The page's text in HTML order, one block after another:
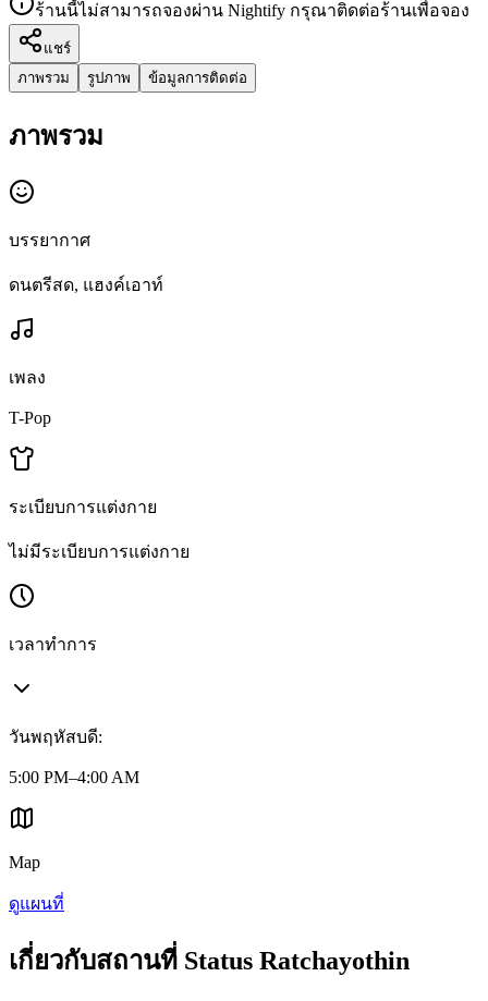
ร้านนี้ไม่สามารถจองผ่าน Nightify กรุณาติดต่อร้านเพื่อจอง
แชร์
ภาพรวม
รูปภาพ ข้อมูลการติดต่อ
ภาพรวม
บรรยากาศ
ดนตรีสด, แฮงค์เอาท์
เพลง
T-Pop
ระเบียบการแต่งกาย
ไม่มีระเบียบการแต่งกาย
เวลาทำการ
วันพฤหัสบดี:
5:00 PM–4:00 AM
Map
ดูแผนที่
เกี่ยวกับสถานที่ Status Ratchayothin